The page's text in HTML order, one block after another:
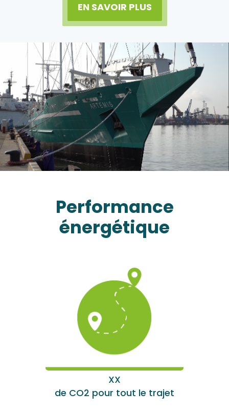
EN SAVOIR PLUS
Performance
énergétique
XX
de CO2 pour tout le trajet